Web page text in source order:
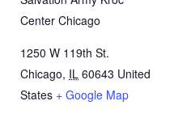
Center Chicago
1250 W 119th St.
Chicago, IL 60643 United
States + Google Map